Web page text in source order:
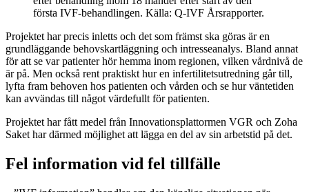
första IVF-behandlingen. Källa: Q-IVF Årsrapporter.
Projektet har precis inletts och det som främst ska göras är en
grundläggande behovskartläggning och intresseanalys. Bland annat
för att se var patienter hör hemma inom regionen, vilken vårdnivå de
är på. Men också rent praktiskt hur en infertilitetsutredning går till,
lyfta fram behoven hos patienten och vården och se hur väntetiden
kan avvändas till något värdefullt för patienten.
Projektet har fått medel från Innovationsplattormen VGR och Zoha
Saket har därmed möjlighet att lägga en del av sin arbetstid på det.
Fel information vid fel tillfälle